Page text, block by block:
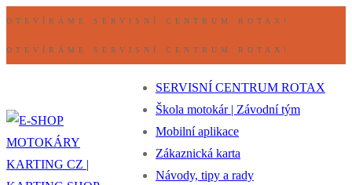
Přeskočit
Nabídka
Zavřeno
OTEVÍRÁME SERVISNÍ CENTRUM ROTAX!
OTEVÍRÁME SERVISNÍ CENTRUM ROTAX!
SERVISNÍ CENTRUM ROTAX
Škola motokár | Závodní tým
Mobilní aplikace
Zákaznická karta
Návody, tipy a rady